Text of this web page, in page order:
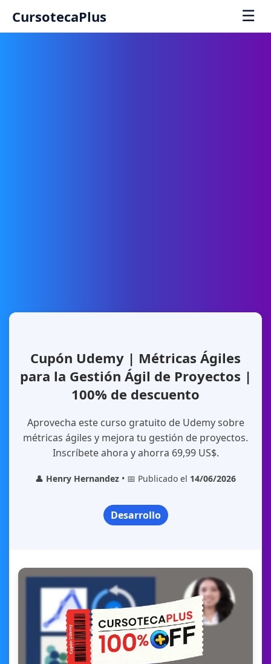
CursotecaPlus ☰
Cupón Udemy | Métricas Ágiles
para la Gestión Ágil de Proyectos |
100% de descuento
Aprovecha este curso gratuito de Udemy sobre
métricas ágiles y mejora tu gestión de proyectos.
Inscríbete ahora y ahorra 69,99 US$.
👤 Henry Hernandez • 📅 Publicado el 14/06/2026
Desarrollo